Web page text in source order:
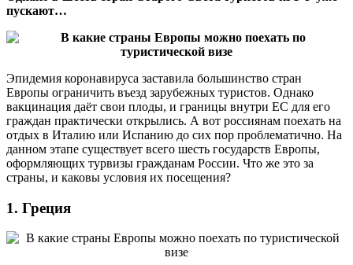
пускают…
Эпидемия коронавируса заставила большинство стран
Европы ограничить въезд зарубежных туристов. Однако
вакцинация даёт свои плоды, и границы внутри ЕС для его
граждан практически открылись. А вот россиянам поехать на
отдых в Италию или Испанию до сих пор проблематично. На
данном этапе существует всего шесть государств Европы,
оформляющих турвизы гражданам России. Что же это за
страны, и каковы условия их посещения?
1. Греция